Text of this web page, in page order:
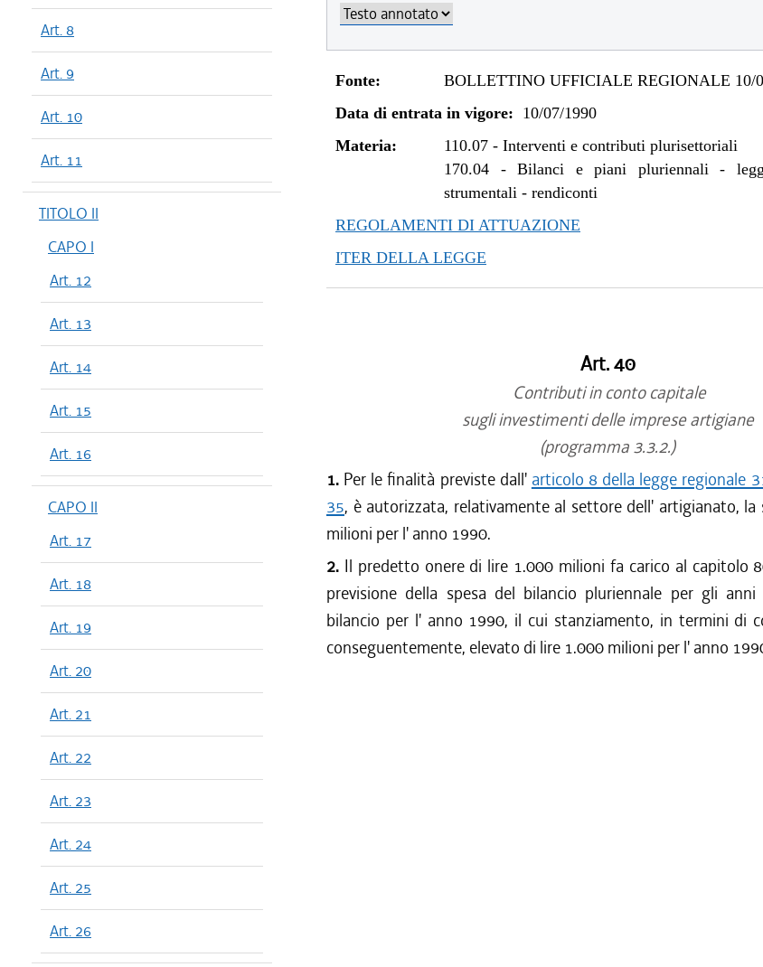
Art. 8
Art. 9
Art. 10
Art. 11
TITOLO II
CAPO I
Art. 12
Art. 13
Art. 14
Art. 15
Art. 16
CAPO II
Art. 17
Art. 18
Art. 19
Art. 20
Art. 21
Art. 22
Art. 23
Art. 24
Art. 25
Art. 26
Fonte:
BOLLETTINO UFFICIALE REGIONALE 10/
Data di entrata in vigore: 10/07/1990
Materia:
110.07 -Interventi e contributi plurisettoriali
170.04 -Bilanci e piani pluriennali -
strumentali - rendiconti
REGOLAMENTI DI ATTUAZIONE
ITER DELLA LEGGE
Art. 40
Contributi in conto capitale
sugli investimenti delle imprese artigiane
(programma 3.3.2.)
1. Per le finalità previste dall' articolo 8 della legge regionale
35, è autorizzata, relativamente al settore dell' artigianato, la
milioni per l' anno 1990.
2. Il predetto onere di lire 1.000 milioni fa carico al capitolo
previsione della spesa del bilancio pluriennale per gli
bilancio per l' anno 1990, il cui stanziamento, in termini di
conseguentemente, elevato di lire 1.000 milioni per l' anno